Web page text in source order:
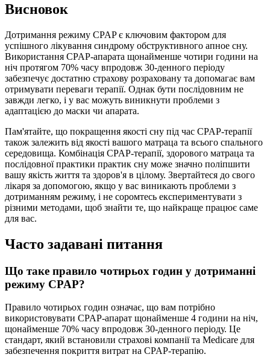
Висновок
Дотримання режиму CPAP є ключовим фактором для
успішного лікування синдрому обструктивного апное сну.
Використання CPAP-апарата щонайменше чотири години на
ніч протягом 70% часу впродовж 30-денного періоду
забезпечує достатню страхову розраховану та допомагає вам
отримувати переваги терапії. Однак бути послідовним не
завжди легко, і у вас можуть виникнути проблеми з
адаптацією до маски чи апарата.
Пам'ятайте, що покращення якості сну під час CPAP-терапії
також залежить від якості вашого матраца та всього спального
середовища. Комбінація CPAP-терапії, здорового матраца та
послідовної практики практик сну може значно поліпшити
вашу якість життя та здоров'я в цілому. Звертайтеся до свого
лікаря за допомогою, якщо у вас виникають проблеми з
дотриманням режиму, і не соромтесь експериментувати з
різними методами, щоб знайти те, що найкраще працює саме
для вас.
Часто задавані питання
Що таке правило чотирьох годин у дотриманні
режиму CPAP?
Правило чотирьох годин означає, що вам потрібно
використовувати CPAP-апарат щонайменше 4 години на ніч,
щонайменше 70% часу впродовж 30-денного періоду. Це
стандарт, який встановили страхові компанії та Medicare для
забезпечення покриття витрат на CPAP-терапію.